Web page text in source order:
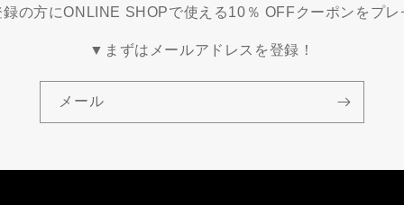
録の方にONLINE SHOPで使える10％ OFFクーポンをプレ
▼まずはメールアドレスを登録！
メール